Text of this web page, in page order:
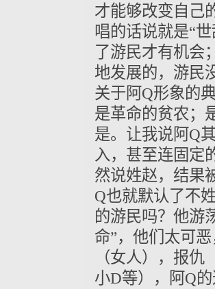
才能够改变自己
唱的话说就是“
了游民才有机会
地发展的，游民
关于阿Q形象的
是革命的贫农；
是。让我说阿Q
入，甚至连固定
然说姓赵，结果
Q也就默认了不
的游民吗？他游
命”，他们太可
（女人），报
小D等），阿Q